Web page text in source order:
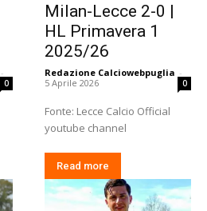
-
0
Milan-Lecce 2-0 |
HL Primavera 1
2025/26
Redazione Calciowebpuglia -
5 Aprile 2026
0
Fonte: Lecce Calcio Official
youtube channel
Read more